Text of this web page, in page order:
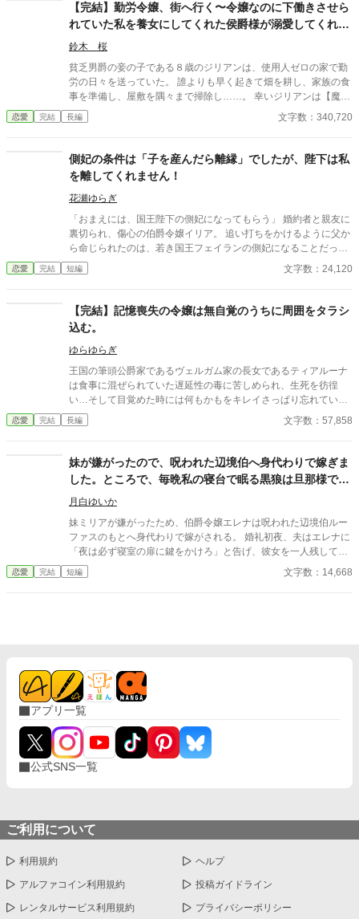
【完結】勤労令嬢、街へ行く〜令嬢なのに下働きさせら
れていた私を養女にしてくれた侯爵様が溺愛してくれる
ので、国いちばんのレディを目指します〜
鈴木 桜
貧乏男爵の妾の子である８歳のジリアンは、使用人ゼロの家で勤
労の日々を送っていた。 誰よりも早く起きて畑を耕し、家族の食
事を準備し、屋敷を隅々まで掃除し……。 幸いジリアンは【魔
法】が使えたので、一人でも仕事をこなすことができていた。 あ
る夏の日、彼女の運命を大きく変える出来事が起こる。 一人の客
リーン侯爵の使いであり、ジリアンが【魔法の天才】であること
に気づくのだった。 【魔法】が『武器』ではなく『生活』のため
に使われるようになる時代の転換期に、ジリアンは戦争の英雄の
養女として迎えられることになる。 彼女は「働かせてください」
と訴え続けた。そうしなければ、追い出されると思ったから。 そ
んな彼女に、周囲の大人たちは目一杯の愛情を注ぎ続けた。 そし
て、ジリアンは少しずつ子供らしさを取り戻していく。 やがてジ
リアンは１７歳に成長し、新しく設立された王立魔法学院に入学
することに。 ところが、マクリーン侯爵は渋い顔で、 「男子生徒
違いの姉もいて──。 ☆第２部完結しました☆
恋愛 完結 長編 文字数：340,720
側妃の条件は「子を産んだら離縁」でしたが、陛下は私
を離してくれません！
花瀬ゆらぎ
「おまえには、国王陛下の側妃になってもらう」 婚約者と親友に
裏切られ、傷心の伯爵令嬢イリア。 追い打ちをかけるように父か
ら命じられたのは、若き国王フェイランの側妃になることだっ
た。 しかし、王宮で待っていたのは、「世継ぎを産んだら離縁」
という非情な条件。 夫となったフェイランは冷たく、侍女からは
ど、イリアは知ってしまう。 彼が兄の死と誤解に苦しみ、誰より
も孤独の中にいることを──。 「私は、陛下の幸せを願っており
ます。だから……離縁してください」 フェイランを想い、身を引
こうとしたイリア。 しかし、無関心だったはずの陛下が、イリア
を強く抱きしめて……！？ 「離縁する気か？ 許さない。私の心
を乱しておいて、逃げられると思うな」 凍てついた王の心を溶か
したのは、売られた側妃の純真な愛。 孤独な陛下に執着され、正
妃へと昇り詰める逆転ラブロマンス！
恋愛 完結 短編 文字数：24,120
【完結】記憶喪失の令嬢は無自覚のうちに周囲をタラシ
込む。
ゆらゆらぎ
王国の筆頭公爵家であるヴェルガム家の長女であるティアルーナ
は食事に混ぜられていた遅延性の毒に苦しめられ、生死を彷徨
い…そして目覚めた時には何もかもをキレイさっぱり忘れてい
た。 毒によって記憶を失った令嬢が使用人や両親、婚約者や兄を
無自覚のうちにタラシ込むお話です。
恋愛 完結 長編 文字数：57,858
妹が嫌がったので、呪われた辺境伯へ身代わりで嫁ぎま
した。ところで、毎晩私の寝台で眠る黒狼は旦那様です
か？
月白ゆいか
妹ミリアが嫌がったため、伯爵令嬢エレナは呪われた辺境伯ルー
ファスのもとへ身代わりで嫁がされる。 婚礼初夜、夫はエレナに
「夜は必ず寝室の扉に鍵をかけろ」と告げ、彼女を一人残して去
ってしまった。 けれど夜半、鍵をかけたはずの寝室で、エレナの
寝台の足元に大きな黒狼が眠っていた。 黒狼はエレナを襲わな
恋愛 完結 短編 文字数：14,668
アプリ一覧
公式SNS一覧
ご利用について
利用規約 ヘルプ
アルファコイン利用規約 投稿ガイドライン
レンタルサービス利用規約 プライバシーポリシー